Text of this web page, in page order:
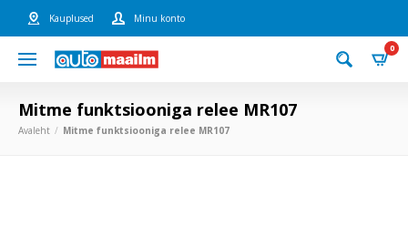
Kauplused Minu konto
0
Mitme funktsiooniga relee MR107
Avaleht Mitme funktsiooniga relee MR107